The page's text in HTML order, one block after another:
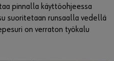
pinnalla käyttöohjeessa
suoritetaan runsaalla vedellä
on verraton työkalu